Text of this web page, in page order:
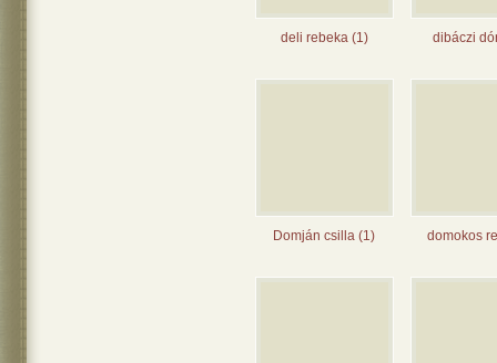
deli rebeka (1) dibáczi
Domján csilla (1) domokos